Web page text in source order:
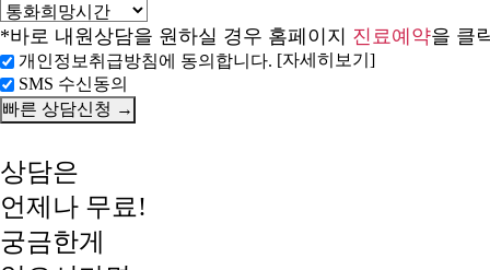
*바로 내원상담을 원하실 경우 홈페이지 진료예약을 클
개인정보취급방침에 동의합니다. [자세히보기]
SMS 수신동의
상담은
언제나 무료!
궁금한게